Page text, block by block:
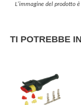
L'immagine del prodotto
TI POTREBBE